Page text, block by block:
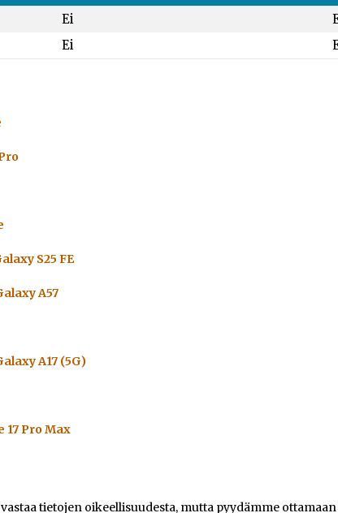
Ei
Ei
S25 FE
A57
A17 (5G)
17 Pro Max
tietojen oikeellisuudesta, mutta pyydämme